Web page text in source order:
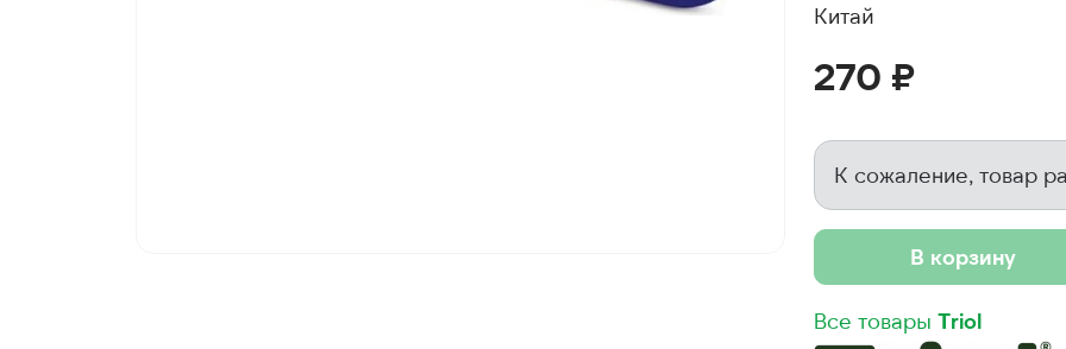
Китай
270 ₽
К сожаление, товар
В корзину
Все товары Triol